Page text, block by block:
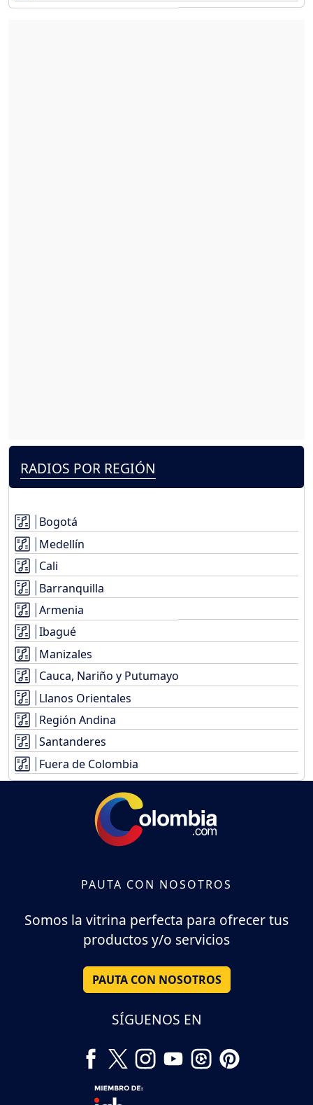
RADIOS POR REGIÓN
Bogotá
Medellín
Cali
Barranquilla
Armenia
Ibagué
Manizales
Cauca, Nariño y Putumayo
Llanos Orientales
Región Andina
Santanderes
Fuera de Colombia
PAUTA CON NOSOTROS
Somos la vitrina perfecta para ofrecer tus
productos y/o servicios
PAUTA CON NOSOTROS
SÍGUENOS EN